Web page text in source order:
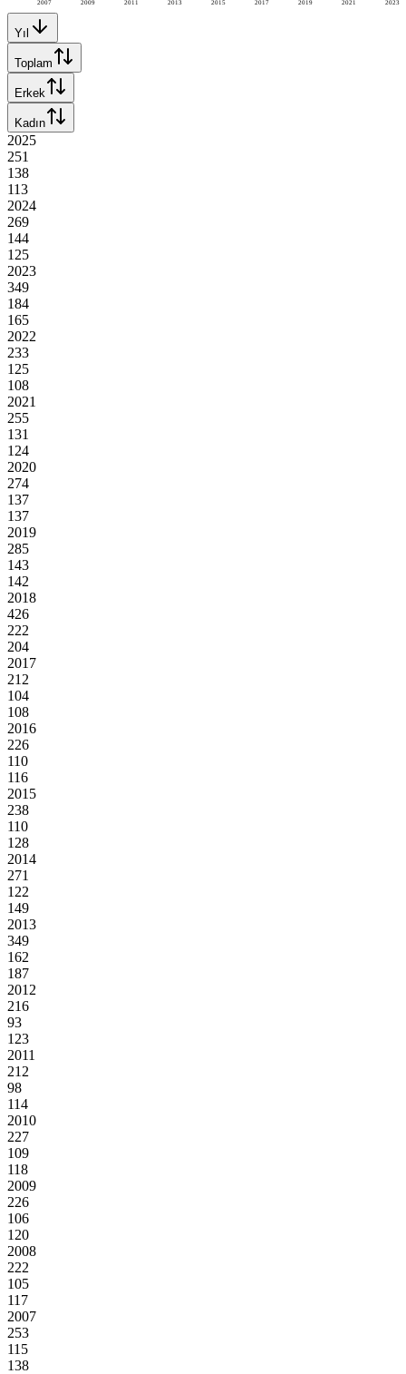
2007 2009 2011 2013 2015 2017 2019 2021 2023
Yıl
Toplam
Erkek
Kadın
2025
251
138
113
2024
269
144
125
2023
349
184
165
2022
233
125
108
2021
255
131
124
2020
274
137
137
2019
285
143
142
2018
426
222
204
2017
212
104
108
2016
226
110
116
2015
238
110
128
2014
271
122
149
2013
349
162
187
2012
216
93
123
2011
212
98
114
2010
227
109
118
2009
226
106
120
2008
222
105
117
2007
253
115
138